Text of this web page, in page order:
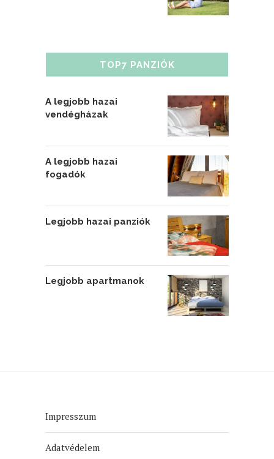
TOP7 PANZIÓK
A legjobb hazai
vendégházak
A legjobb hazai
fogadók
Legjobb hazai panziók
Legjobb apartmanok
Impresszum
Adatvédelem